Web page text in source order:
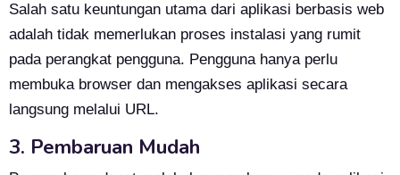
Salah satu keuntungan utama dari aplikasi berbasis web
adalah tidak memerlukan proses instalasi yang rumit
pada perangkat pengguna. Pengguna hanya perlu
membuka browser dan mengakses aplikasi secara
langsung melalui URL.
3. Pembaruan Mudah